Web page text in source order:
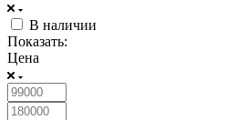
В наличии
Показать:
Цена